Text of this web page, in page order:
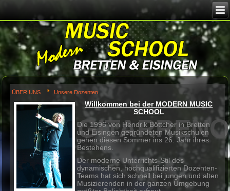
02
ÜBER UNS Unsere Dozenten
Willkommen bei der MODERN
SCHOOL
Die 1996 von Hendrik Böttcher in
und Eisingen gegründeten
gehen diesen Sommer ins 26. Jahr
Bestehens.
Der moderne Unterrichts-Stil des